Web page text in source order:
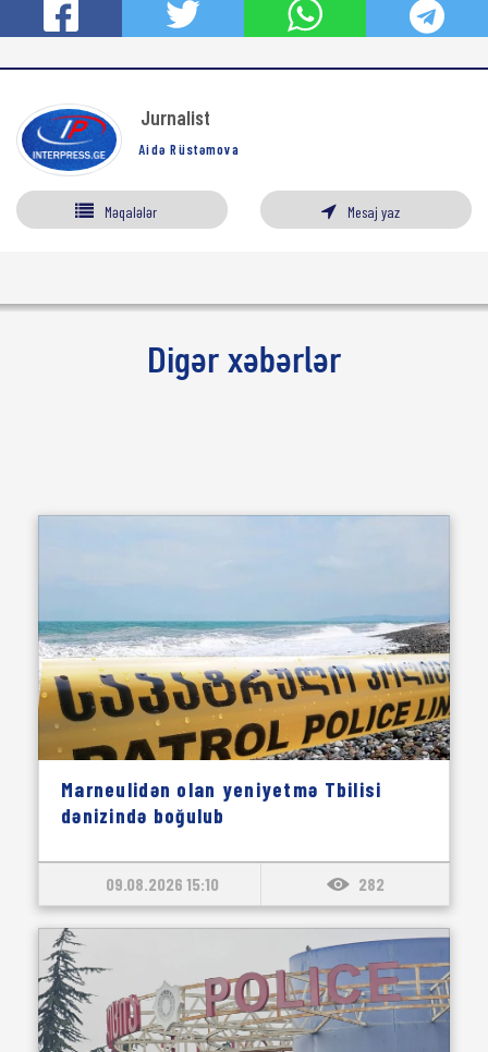
Jurnalist
Aidə Rüstəmova
Məqalələr Mesaj yaz
Digər xəbərlər
Marneulidən olan yeniyetmə Tbilisi
dənizində boğulub
09.08.2026 15:10 282